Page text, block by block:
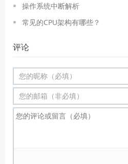
操作系统中断解析
常见的CPU架构有哪些？
评论